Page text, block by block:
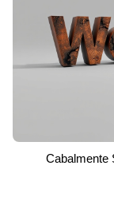
Cabalmente